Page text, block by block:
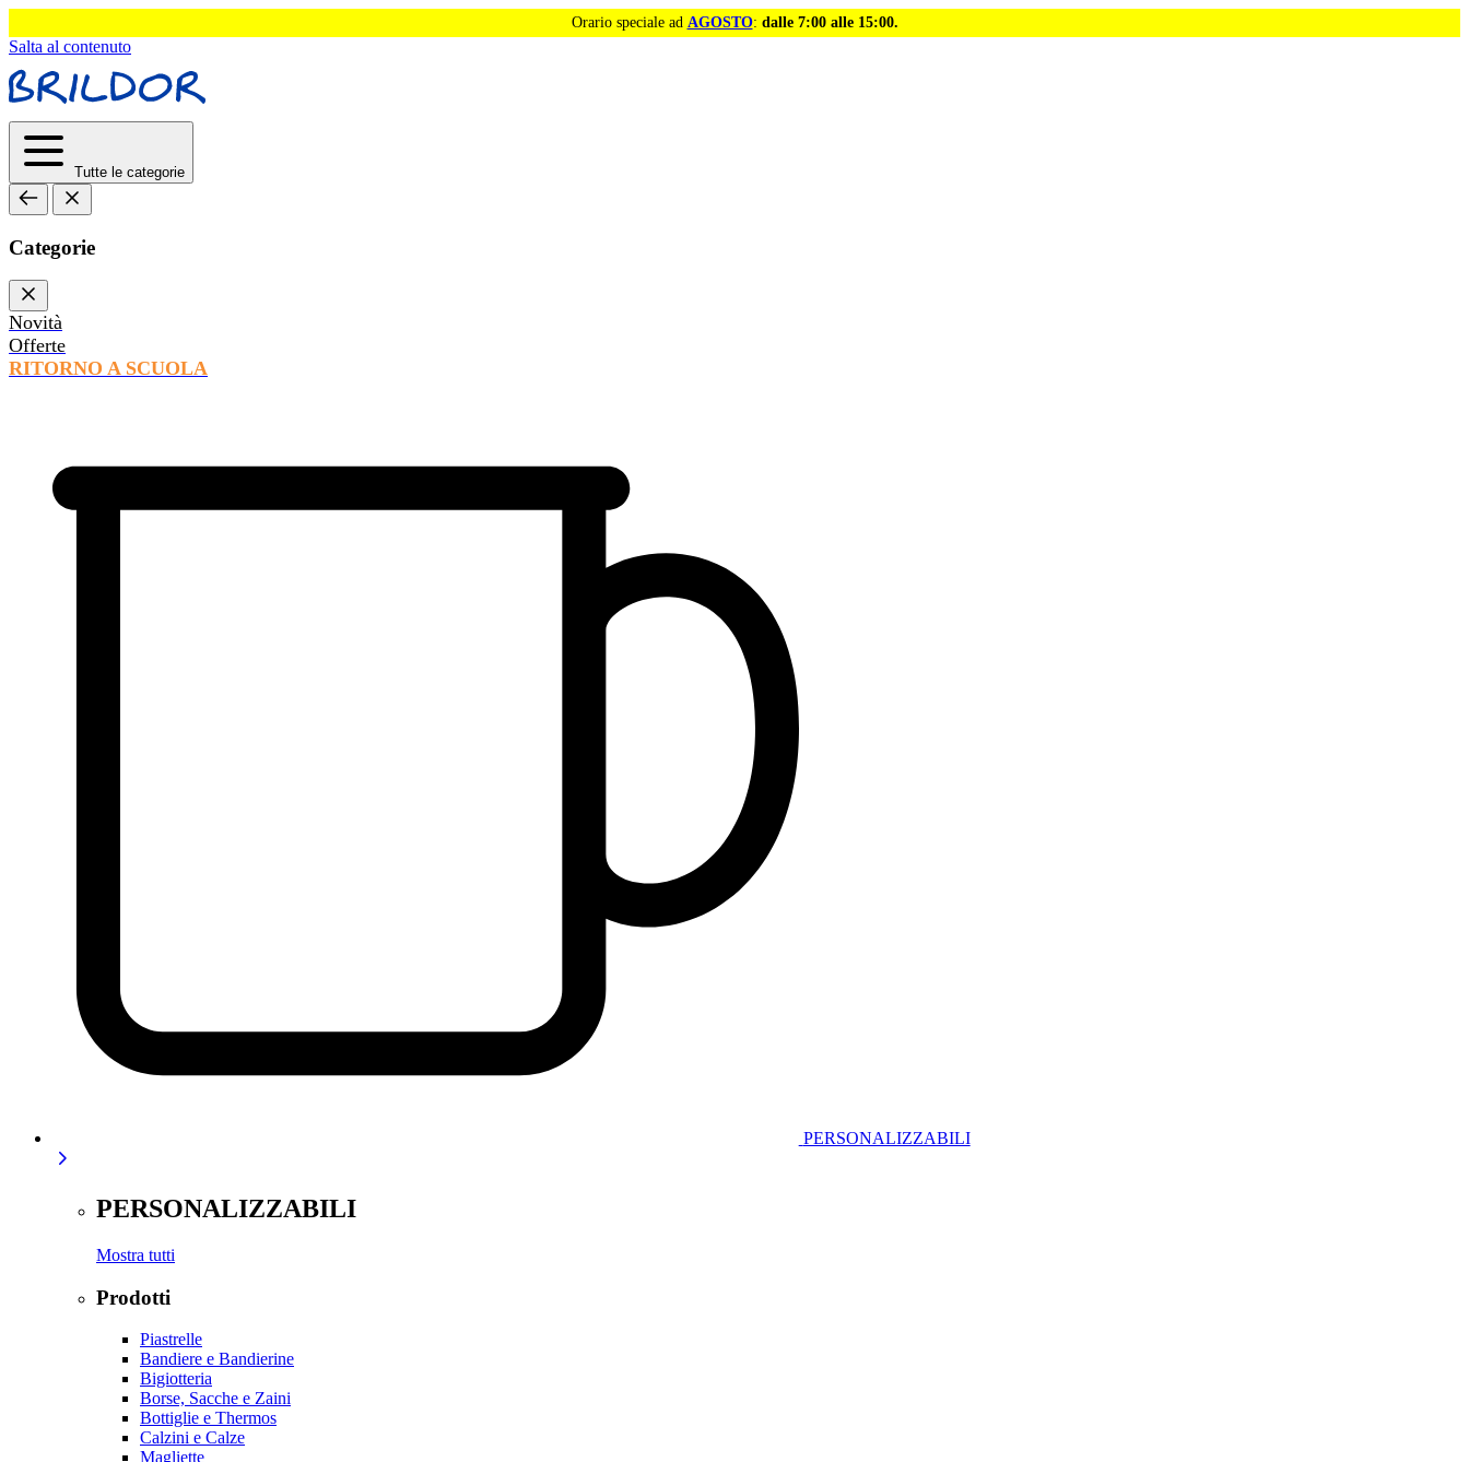
Orario speciale ad AGOSTO: dalle 7:00 alle 15:00.
Salta al contenuto
Tutte le categorie
Categorie
Novità
Offerte
RITORNO A SCUOLA
PERSONALIZZABILI
PERSONALIZZABILI
Mostra tutti
Prodotti
Piastrelle
Bandiere e Bandierine
Bigiotteria
Borse, Sacche e Zaini
Bottiglie e Thermos
Calzini e Calze
Magliette